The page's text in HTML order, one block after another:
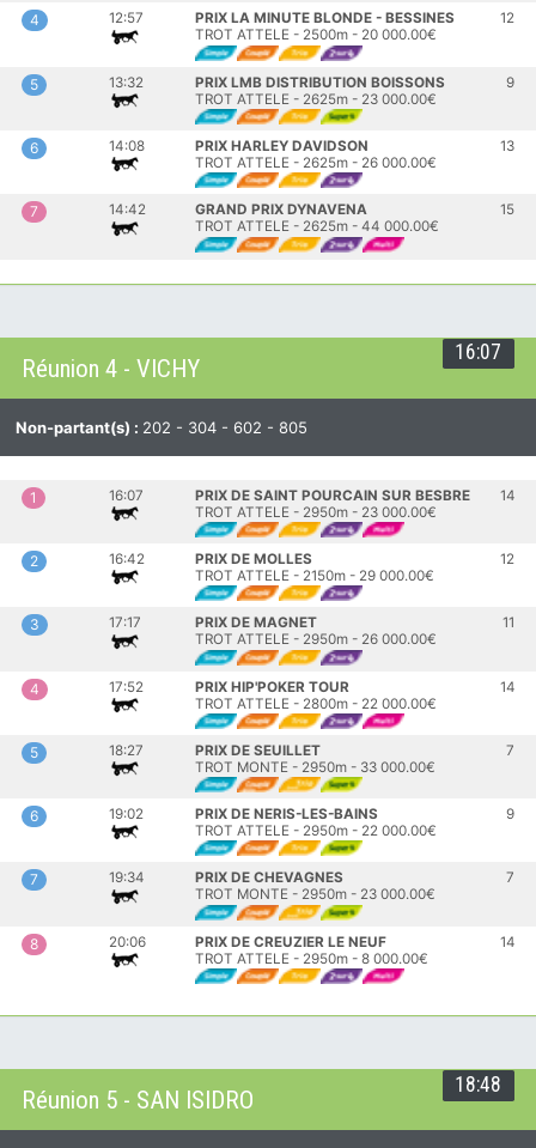
4 12:57
PRIX LA MINUTE BLONDE - BESSINES
TROT ATTELE - 2500m - 20 000.00€
12
5 13:32
PRIX LMB DISTRIBUTION BOISSONS
TROT ATTELE - 2625m - 23 000.00€
9
6 14:08
PRIX HARLEY DAVIDSON
TROT ATTELE - 2625m - 26 000.00€
13
7 14:42
GRAND PRIX DYNAVENA
TROT ATTELE - 2625m - 44 000.00€
15
16:07
Réunion 4 - VICHY
Non-partant(s) : 202 - 304 - 602 - 805
1 16:07
PRIX DE SAINT POURCAIN SUR BESBRE
TROT ATTELE - 2950m - 23 000.00€
14
2 16:42
PRIX DE MOLLES
TROT ATTELE - 2150m - 29 000.00€
12
3 17:17
PRIX DE MAGNET
TROT ATTELE - 2950m - 26 000.00€
11
4 17:52
PRIX HIP'POKER TOUR
TROT ATTELE - 2800m - 22 000.00€
14
5 18:27
PRIX DE SEUILLET
TROT MONTE - 2950m - 33 000.00€
7
6 19:02
PRIX DE NERIS-LES-BAINS
TROT ATTELE - 2950m - 22 000.00€
9
7 19:34
PRIX DE CHEVAGNES
TROT MONTE - 2950m - 23 000.00€
7
8 20:06
PRIX DE CREUZIER LE NEUF
TROT ATTELE - 2950m - 8 000.00€
14
18:48
Réunion 5 - SAN ISIDRO